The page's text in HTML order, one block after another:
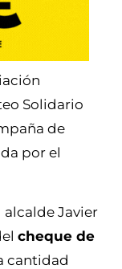
Solidario
de
por el
alcalde Javier
cheque de
cantidad